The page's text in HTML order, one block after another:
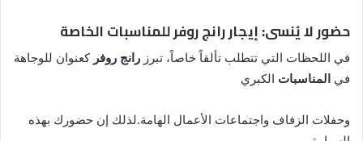
حضور لا يُنسى: إيجار رانج روفر للمناسبات الخاصة
في اللحظات التي تتطلب تألقاً خاصاً، تبرز رانج روفر كعنوان للوجاهة
في المناسبات الكبري
وحفلات الزفاف واجتماعات الأعمال الهامة.لذلك إن حضورك بهذه